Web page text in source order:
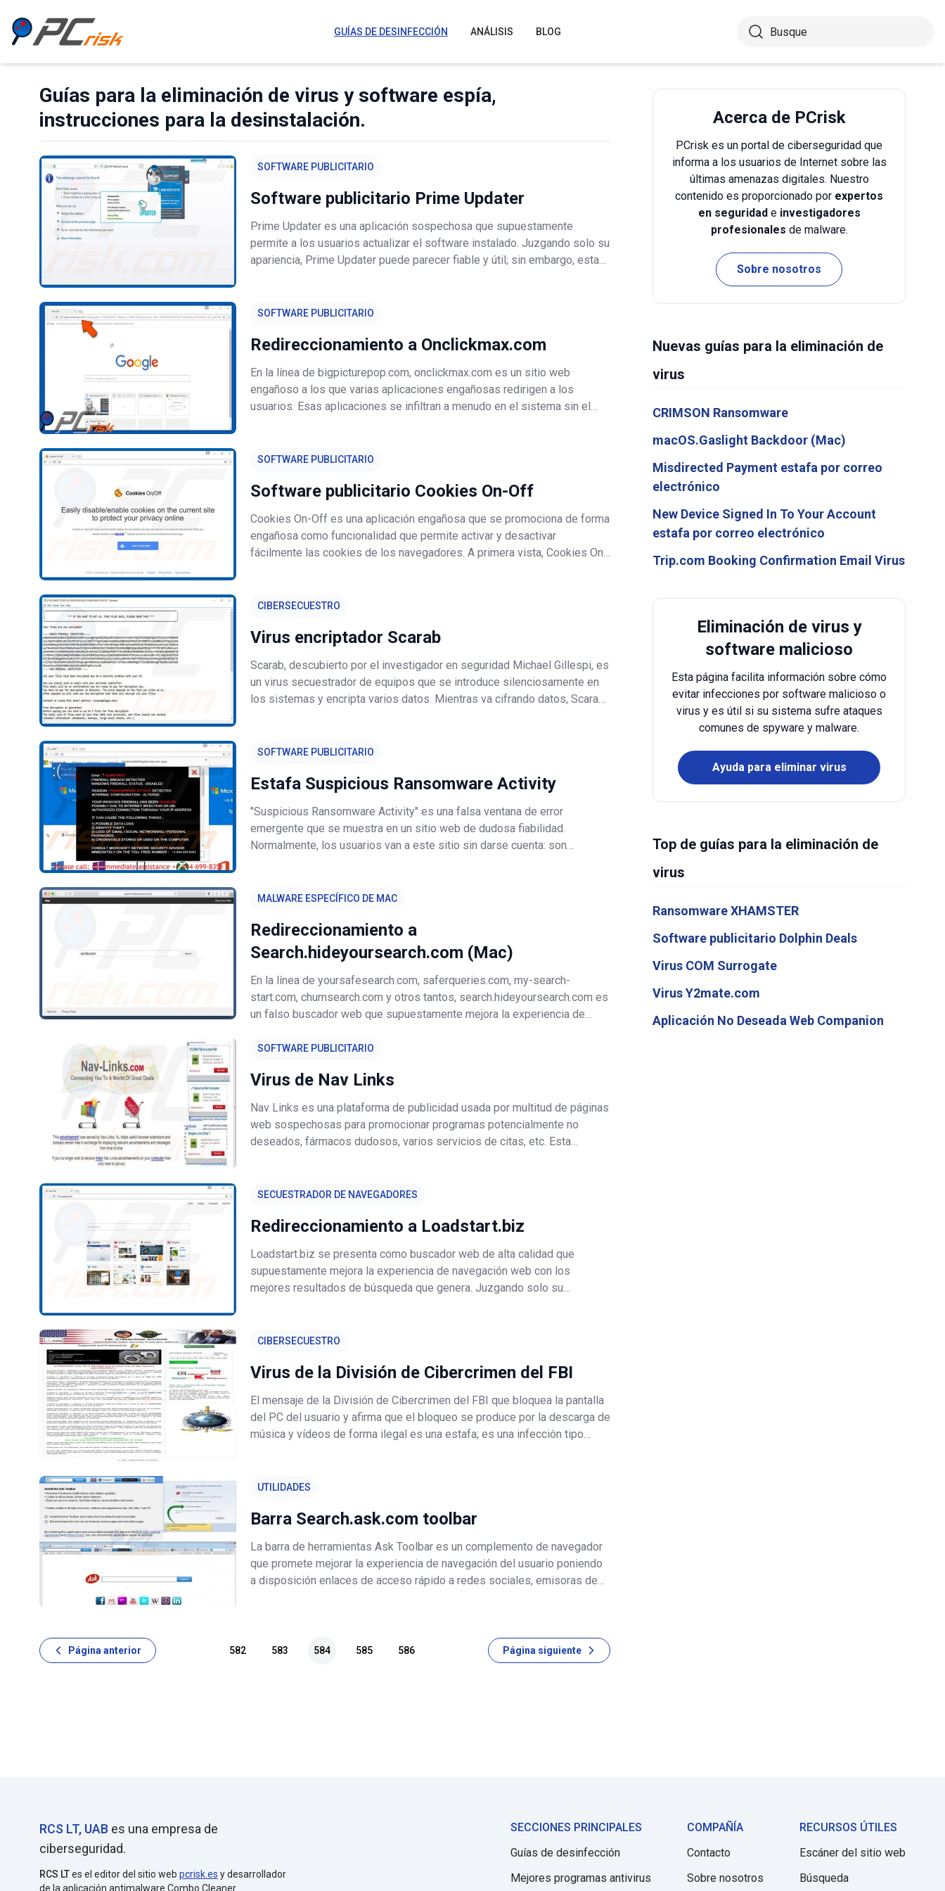
GUÍAS DE DESINFECCIÓN ANÁLISIS BLOG
Guías para la eliminación de virus y software espía,
instrucciones para la desinstalación.
SOFTWARE PUBLICITARIO
Software publicitario Prime Updater
Prime Updater es una aplicación sospechosa que supuestamente
permite a los usuarios actualizar el software instalado. Juzgando solo su
apariencia, Prime Updater puede parecer fiable y útil; sin embargo, esta
SOFTWARE PUBLICITARIO
Redireccionamiento a Onclickmax.com
En la línea de bigpicturepop.com, onclickmax.com es un sitio web
engañoso a los que varias aplicaciones engañosas redirigen a los
usuarios. Esas aplicaciones se infiltran a menudo en el sistema sin el
SOFTWARE PUBLICITARIO
Software publicitario Cookies On-Off
Cookies On-Off es una aplicación engañosa que se promociona de forma
engañosa como funcionalidad que permite activar y desactivar
fácilmente las cookies de los navegadores. A primera vista, Cookies On-
CIBERSECUESTRO
Virus encriptador Scarab
Scarab, descubierto por el investigador en seguridad Michael Gillespi, es
un virus secuestrador de equipos que se introduce silenciosamente en
los sistemas y encripta varios datos. Mientras va cifrando datos, Scarab
SOFTWARE PUBLICITARIO
Estafa Suspicious Ransomware Activity
"Suspicious Ransomware Activity" es una falsa ventana de error
emergente que se muestra en un sitio web de dudosa fiabilidad.
Normalmente, los usuarios van a este sitio sin darse cuenta: son
MALWARE ESPECÍFICO DE MAC
Redireccionamiento a
Search.hideyoursearch.com (Mac)
En la línea de yoursafesearch.com, saferqueries.com, my-search-
start.com, chumsearch.com y otros tantos, search.hideyoursearch.com es
un falso buscador web que supuestamente mejora la experiencia de
Juzgando solo su apariencia,
SOFTWARE PUBLICITARIO
Virus de Nav Links
Nav Links es una plataforma de publicidad usada por multitud de páginas
web sospechosas para promocionar programas potencialmente no
deseados, fármacos dudosos, varios servicios de citas, etc. Esta
SECUESTRADOR DE NAVEGADORES
Redireccionamiento a Loadstart.biz
Loadstart.biz se presenta como buscador web de alta calidad que
supuestamente mejora la experiencia de navegación web con los
mejores resultados de búsqueda que genera. Juzgando solo su
CIBERSECUESTRO
Virus de la División de Cibercrimen del FBI
El mensaje de la División de Cibercrimen del FBI que bloquea la pantalla
del PC del usuario y afirma que el bloqueo se produce por la descarga de
música y vídeos de forma ilegal es una estafa; es una infección tipo
UTILIDADES
Barra Search.ask.com toolbar
La barra de herramientas Ask Toolbar es un complemento de navegador
que promete mejorar la experiencia de navegación del usuario poniendo
a disposición enlaces de acceso rápido a redes sociales, emisoras de
Página anterior 582 583 584 585 586 Página siguiente
Acerca de PCrisk
PCrisk es un portal de ciberseguridad que
informa a los usuarios de Internet sobre las
últimas amenazas digitales. Nuestro
contenido es proporcionado por expertos
en seguridade investigadores
profesionales de malware.
Sobre nosotros
Nuevas guías para la eliminación de
virus
CRIMSON Ransomware
macOS.Gaslight Backdoor (Mac)
Misdirected Payment estafa por correo
electrónico
New Device Signed In To Your Account
estafa por correo electrónico
Trip.com Booking Confirmation Email Virus
Eliminación de virus y
software malicioso
Esta página facilita información sobre cómo
evitar infecciones por software malicioso o
virus y es útil si su sistema sufre ataques
comunes de spyware y malware.
Ayuda para eliminar virus
Top de guías para la eliminación de
virus
Ransomware XHAMSTER
Software publicitario Dolphin Deals
Virus COM Surrogate
Virus Y2mate.com
Aplicación No Deseada Web Companion
RCS LT, UAB es una empresa de
ciberseguridad.
RCS LTes el editor del sitio web pcrisk.es y desarrollador
de la aplicación antimalware Combo Cleaner.
SECCIONES PRINCIPALES
Guías de desinfección
Mejores programas antivirus
COMPAÑÍA
Contacto
Sobre nosotros
RECURSOS ÚTILES
Escáner del sitio web
Búsqueda